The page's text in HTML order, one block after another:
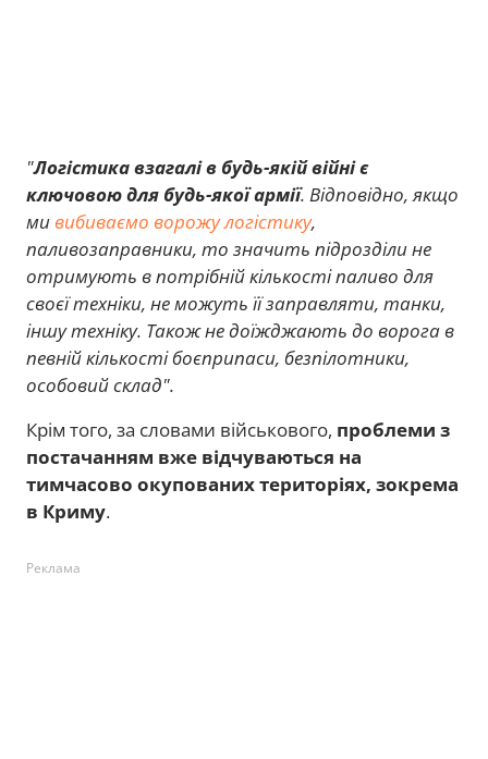
"Логістика взагалі в будь-якій війні є
ключовою для будь-якої армії. Відповідно, якщо
мивибиваємо ворожу логістику,
паливозаправники, то значить підрозділи не
отримують в потрібній кількості паливо для
своєї техніки, не можуть її заправляти, танки,
іншу техніку. Також не доїжджають до ворога в
певній кількості боєприпаси, безпілотники,
особовий склад".
Крім того, за словами військового, проблеми з
постачанням вже відчуваються на
тимчасово окупованих територіях, зокрема
в Криму.
Реклама